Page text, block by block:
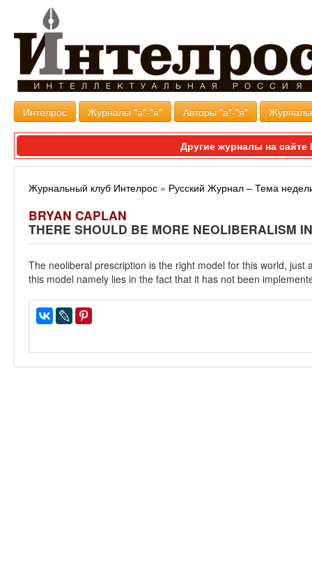
Интелрос Журналы "а"-"я" Авторы "а"-"я"
Другие журналы на
Журнальный клуб Интелрос » Русский Журнал – Тема
BRYAN CAPLAN
THERE SHOULD BE MORE NEOLIBERALISM
The neoliberal prescription is the right model for this world,
this model namely lies in the fact that it has not been